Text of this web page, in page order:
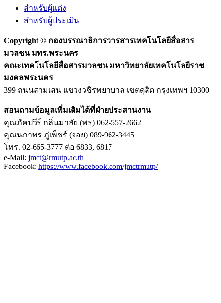
สำหรับผู้แต่ง
สำหรับผู้ประเมิน
Copyright © กองบรรณาธิการวารสารเทคโนโลยีสื่อสาร
มวลชน มทร.พระนคร
คณะเทคโนโลยีสื่อสารมวลชน มหาวิทยาลัยเทคโนโลยีราช
มงคลพระนคร
399 ถนนสามเสน แขวงวชิรพยาบาล เขตดุสิต กรุงเทพฯ 10300
สอนถามข้อมูลเพิ่มเติมได้ที่ฝ่ายประสานงาน
คุณภัคปวีร์ กลิ่นมาลัย (พร) 062-557-2662
คุณนภาพร ภู่เพ็ชร์ (จอย) 089-962-3445
โทร. 02-665-3777 ต่อ 6833, 6817
e-Mail: jmct@rmutp.ac.th
Facebook: https://www.facebook.com/jmctrmutp/